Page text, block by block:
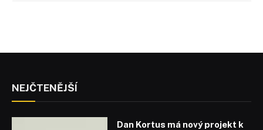
NEJČTENĚJŠÍ
Dan Kortus má nový projekt k